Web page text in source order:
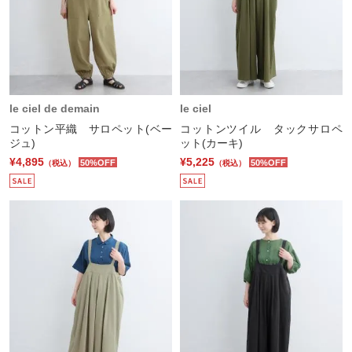
le ciel de demain
コットン平織 サロペット(ベー
ジュ)
¥4,895 （税込） 50%OFF
le ciel
コットンツイル タックサロペ
ット(カーキ)
¥5,225 （税込） 50%OFF